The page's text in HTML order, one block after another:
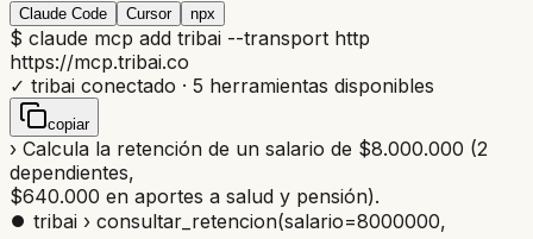
Claude Code Cursor npx
$ claude mcp add tribai --transport http
https://mcp.tribai.co
✓ tribai conectado · 5 herramientas disponibles
copiar
› Calcula la retención de un salario de $8.000.000 (2
dependientes,
$640.000 en aportes a salud y pensión).
⏺ tribai › consultar_retencion(salario=8000000,